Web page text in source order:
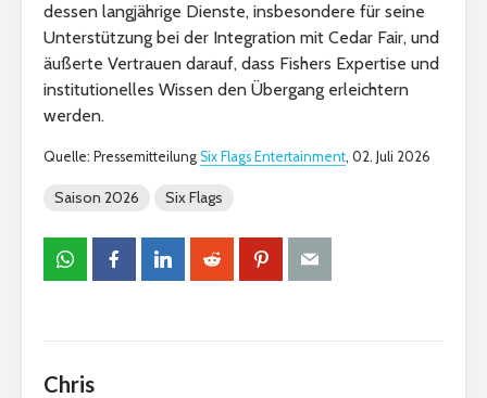
dessen langjährige Dienste, insbesondere für seine
Unterstützung bei der Integration mit Cedar Fair, und
äußerte Vertrauen darauf, dass Fishers Expertise und
institutionelles Wissen den Übergang erleichtern
werden.
Quelle: Pressemitteilung Six Flags Entertainment, 02. Juli 2026
Saison 2026 Six Flags
Chris